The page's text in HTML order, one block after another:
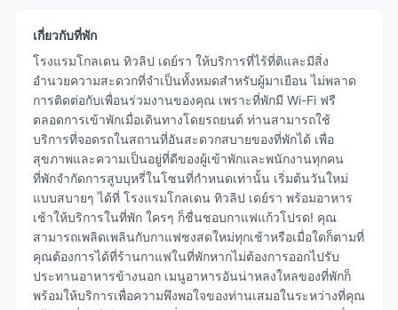
เกี่ยวกับที่พัก
โรงแรมโกลเดน ทิวลิป เดย์รา ให้บริการที่ไร้ที่ติและมีสิ่ง
อำนวยความสะดวกที่จำเป็นทั้งหมดสำหรับผู้มาเยือน ไม่พลาด
การติดต่อกับเพื่อนร่วมงานของคุณ เพราะที่พักมี Wi-Fi ฟรี
ตลอดการเข้าพักเมื่อเดินทางโดยรถยนต์ ท่านสามารถใช้
บริการที่จอดรถในสถานที่อันสะดวกสบายของที่พักได้ เพื่อ
สุขภาพและความเป็นอยู่ที่ดีของผู้เข้าพักและพนักงานทุกคน
ที่พักจำกัดการสูบบุหรี่ในโซนที่กำหนดเท่านั้น เริ่มต้นวันใหม่
แบบสบายๆ ได้ที่ โรงแรมโกลเดน ทิวลิป เดย์รา พร้อมอาหาร
เช้าให้บริการในที่พัก ใครๆ ก็ชื่นชอบกาแฟแก้วโปรด! คุณ
สามารถเพลิดเพลินกับกาแฟชงสดใหม่ทุกเช้าหรือเมื่อใดก็ตามที่
คุณต้องการได้ที่ร้านกาแฟในที่พักหากไม่ต้องการออกไปรับ
ประทานอาหารข้างนอก เมนูอาหารอันน่าหลงใหลของที่พักก็
พร้อมให้บริการเพื่อความพึงพอใจของท่านเสมอในระหว่างที่คุณ